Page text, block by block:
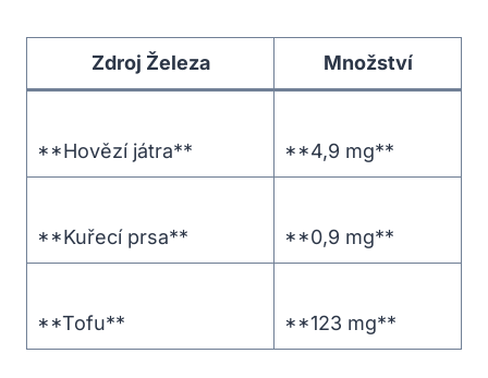
Zdroj Železa Množství
**Hovězí játra** **4,9 mg**
**Kuřecí prsa** **0,9 mg**
**Tofu** **123 mg**